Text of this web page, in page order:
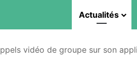
Actualités
vidéo de groupe sur son